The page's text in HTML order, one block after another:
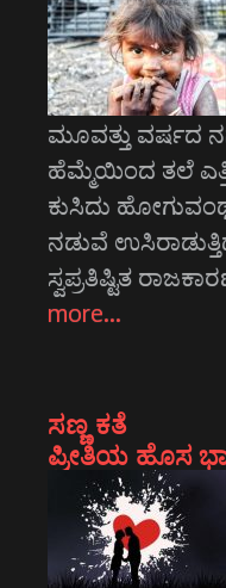
ಮೂವತ್ತು ವರ್ಷದ
ಹೆಮ್ಮೆಯಿಂದ ತಲೆ ಎತ್ತಿ
ಕುಸಿದು
ನಡುವೆ
ಸ್ವಪ್ರತಿಷ್ಟಿತ
more…
ಸಣ್ಣ ಕತೆ
ಪ್ರೀತಿಯ ಹೊಸ